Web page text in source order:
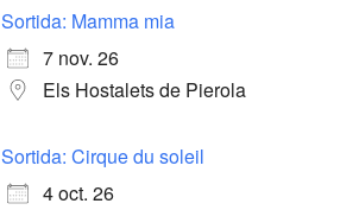
Sortida: Mamma mia
7 nov. 26
Els Hostalets de Pierola
Sortida: Cirque du soleil
4 oct. 26